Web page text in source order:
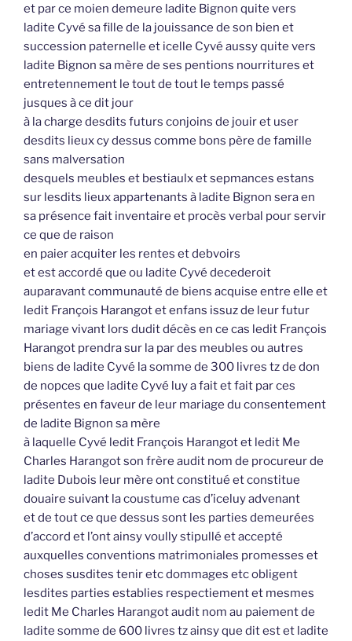
et par ce moien demeure ladite Bignon quite vers
ladite Cyvé sa fille de la jouissance de son bien et
succession paternelle et icelle Cyvé aussy quite vers
ladite Bignon sa mère de ses pentions nourritures et
entretennement le tout de tout le temps passé
jusques à ce dit jour
à la charge desdits futurs conjoins de jouir et user
desdits lieux cy dessus comme bons père de famille
sans malversation
desquels meubles et bestiaulx et sepmances estans
sur lesdits lieux appartenants à ladite Bignon sera en
sa présence fait inventaire et procès verbal pour servir
ce que de raison
en paier acquiter les rentes et debvoirs
et est accordé que ou ladite Cyvé decederoit
auparavant communauté de biens acquise entre elle et
ledit François Harangot et enfans issuz de leur futur
mariage vivant lors dudit décès en ce cas ledit François
Harangot prendra sur la par des meubles ou autres
biens de ladite Cyvé la somme de 300 livres tz de don
de nopces que ladite Cyvé luy a fait et fait par ces
présentes en faveur de leur mariage du consentement
de ladite Bignon sa mère
à laquelle Cyvé ledit François Harangot et ledit Me
Charles Harangot son frère audit nom de procureur de
ladite Dubois leur mère ont constitué et constitue
douaire suivant la coustume cas d’iceluy advenant
et de tout ce que dessus sont les parties demeurées
d’accord et l’ont ainsy voully stipullé et accepté
auxquelles conventions matrimoniales promesses et
choses susdites tenir etc dommages etc obligent
lesdites parties establies respectiement et mesmes
ledit Me Charles Harangot audit nom au paiement de
ladite somme de 600 livres tz ainsy que dit est et ladite